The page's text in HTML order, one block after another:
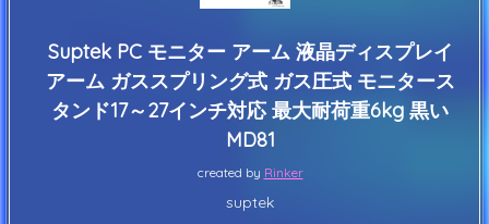
Suptek PC モニター アーム 液晶ディスプレイ
アーム ガススプリング式 ガス圧式 モニタース
タンド17～27インチ対応 最大耐荷重6kg 黒い
MD81
created by Rinker
suptek